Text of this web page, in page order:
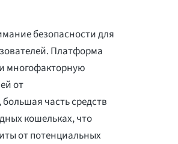
безопасности для
Платформа
многофакторную
от
часть средств
кошельках, что
от потенциальных